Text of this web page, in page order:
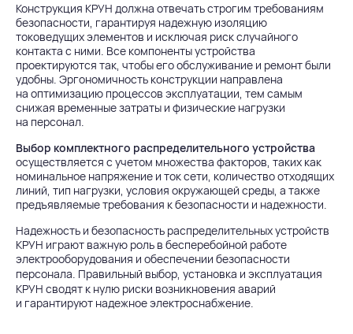
Конструкция КРУН должна отвечать строгим требованиям
безопасности, гарантируя надежную изоляцию
токоведущих элементов и исключая риск случайного
контакта с ними. Все компоненты устройства
проектируются так, чтобы его обслуживание и ремонт были
удобны. Эргономичность конструкции направлена
на оптимизацию процессов эксплуатации, тем самым
снижая временные затраты и физические нагрузки
на персонал.
Выбор комплектного распределительного устройства
осуществляется с учетом множества факторов, таких как
номинальное напряжение и ток сети, количество отходящих
линий, тип нагрузки, условия окружающей среды, а также
предъявляемые требования к безопасности и надежности.
Надежность и безопасность распределительных устройств
КРУН играют важную роль в бесперебойной работе
электрооборудования и обеспечении безопасности
персонала. Правильный выбор, установка и эксплуатация
КРУН сводят к нулю риски возникновения аварий
и гарантируют надежное электроснабжение.